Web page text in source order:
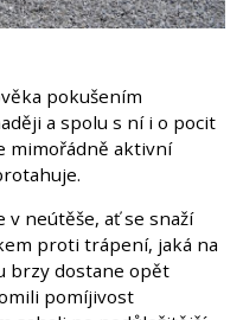
pokušením
a spolu s ní i o pocit
mimořádně aktivní
v neútěše, ať se snaží
proti trápení, jaká na
brzy dostane opět
pomíjivost